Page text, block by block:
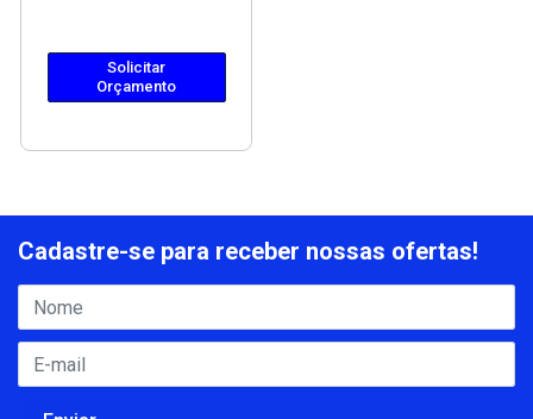
Solicitar
Orçamento
Cadastre-se para receber nossas ofertas!